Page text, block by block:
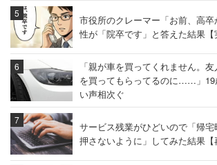
市役所のクレーマー「お前、高
性が「院卒です」と答えた結果【
「親が車を買ってくれません。
を買ってもらってるのに……」19
い声相次ぐ
サービス残業がひどいので「帰
押さないように」してみた結果【